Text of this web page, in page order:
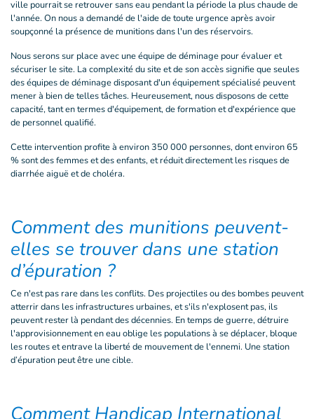
ville pourrait se retrouver sans eau pendant la période la plus chaude de
l'année. On nous a demandé de l'aide de toute urgence après avoir
soupçonné la présence de munitions dans l'un des réservoirs.
Nous serons sur place avec une équipe de déminage pour évaluer et
sécuriser le site. La complexité du site et de son accès signifie que seules
des équipes de déminage disposant d'un équipement spécialisé peuvent
mener à bien de telles tâches. Heureusement, nous disposons de cette
capacité, tant en termes d'équipement, de formation et d'expérience que
de personnel qualifié.
Cette intervention profite à environ 350 000 personnes, dont environ 65
% sont des femmes et des enfants, et réduit directement les risques de
diarrhée aiguë et de choléra.
Comment des munitions peuvent-
elles se trouver dans une station
d’épuration ?
Ce n'est pas rare dans les conflits. Des projectiles ou des bombes peuvent
atterrir dans les infrastructures urbaines, et s'ils n'explosent pas, ils
peuvent rester là pendant des décennies. En temps de guerre, détruire
l'approvisionnement en eau oblige les populations à se déplacer, bloque
les routes et entrave la liberté de mouvement de l'ennemi. Une station
d’épuration peut être une cible.
Comment Handicap International